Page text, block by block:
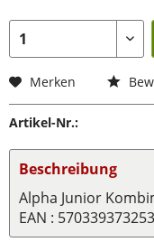
Merken
Artikel-Nr.:
Beschreibung
Alpha Junior
EAN :